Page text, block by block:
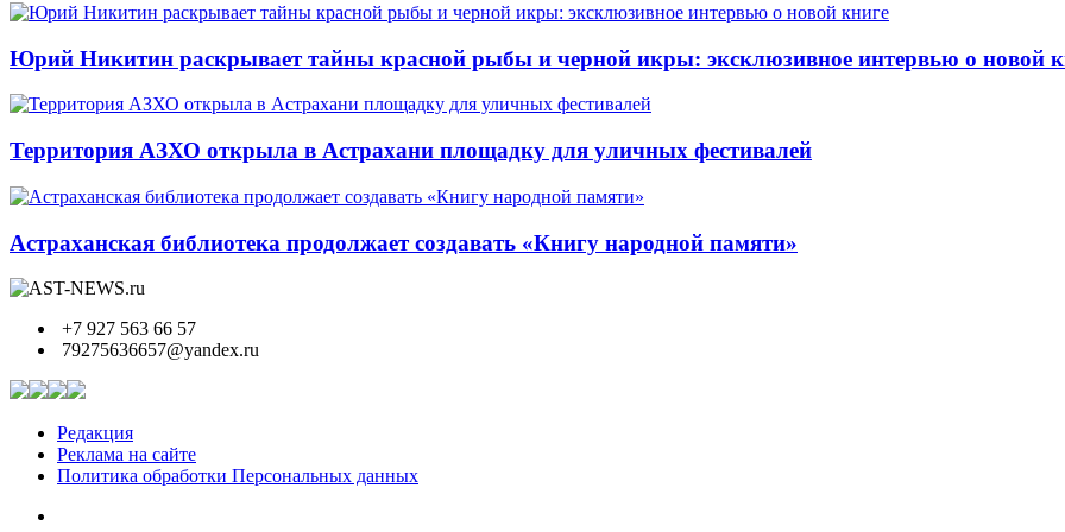
Юрий Никитин раскрывает тайны красной рыбы и черной икры: эксклюзивное интервью о новой
Территория АЗХО открыла в Астрахани площадку для уличных фестивалей
Астраханская библиотека продолжает создавать «Книгу народной памяти»
+7 927 563 66 57
79275636657@yandex.ru
Редакция
Реклама на сайте
Политика обработки Персональных данных